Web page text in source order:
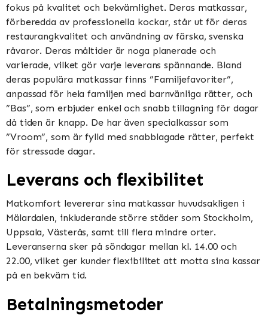
fokus på kvalitet och bekvämlighet. Deras matkassar,
förberedda av professionella kockar, står ut för deras
restaurangkvalitet och användning av färska, svenska
råvaror. Deras måltider är noga planerade och
varierade, vilket gör varje leverans spännande. Bland
deras populära matkassar finns ”Familjefavoriter”,
anpassad för hela familjen med barnvänliga rätter, och
”Bas”, som erbjuder enkel och snabb tillagning för dagar
då tiden är knapp. De har även specialkassar som
”Vroom”, som är fylld med snabblagade rätter, perfekt
för stressade dagar​​​​.
Leverans och flexibilitet
Matkomfort levererar sina matkassar huvudsakligen i
Mälardalen, inkluderande större städer som Stockholm,
Uppsala, Västerås, samt till flera mindre orter.
Leveranserna sker på söndagar mellan kl. 14.00 och
22.00, vilket ger kunder flexibilitet att motta sina kassar
på en bekväm tid​​​​.
Betalningsmetoder